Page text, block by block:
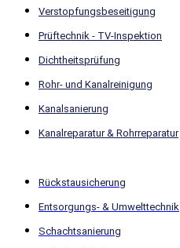
Verstopfungsbeseitigung
Prüftechnik - TV-Inspektion
Dichtheitsprüfung
Rohr- und Kanalreinigung
Kanalsanierung
Kanalreparatur & Rohrreparatur
Rückstausicherung
Entsorgungs- & Umwelttechnik
Schachtsanierung